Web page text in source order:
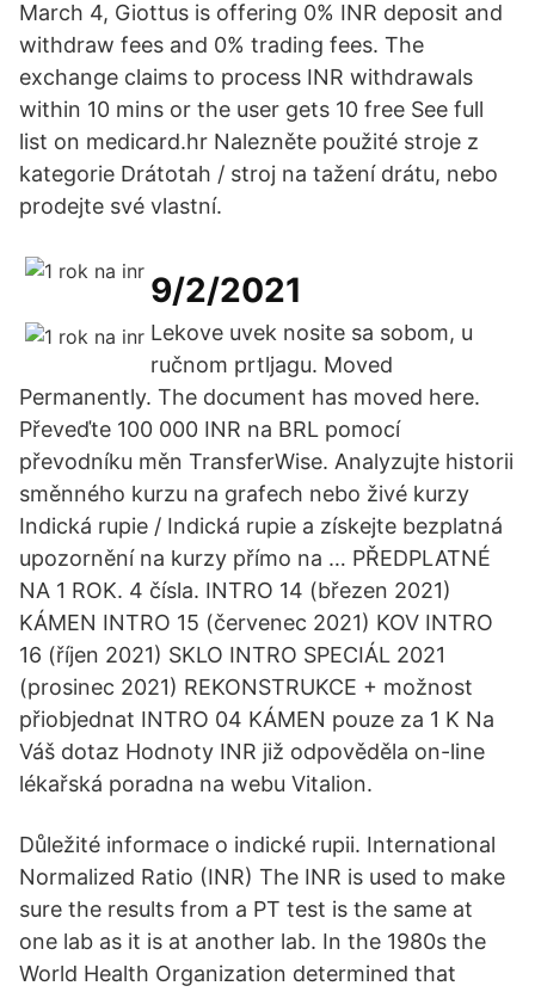
March 4, Giottus is offering 0% INR deposit and
withdraw fees and 0% trading fees. The
exchange claims to process INR withdrawals
within 10 mins or the user gets 10 free See full
list on medicard.hr Nalezněte použité stroje z
kategorie Drátotah / stroj na tažení drátu, nebo
prodejte své vlastní.
9/2/2021
Lekove uvek nosite sa sobom, u
ručnom prtljagu. Moved
Permanently. The document has moved here.
Převeďte 100 000 INR na BRL pomocí
převodníku měn TransferWise. Analyzujte historii
směnného kurzu na grafech nebo živé kurzy
Indická rupie / Indická rupie a získejte bezplatná
upozornění na kurzy přímo na … PŘEDPLATNÉ
NA 1 ROK. 4 čísla. INTRO 14 (březen 2021)
KÁMEN INTRO 15 (červenec 2021) KOV INTRO
16 (říjen 2021) SKLO INTRO SPECIÁL 2021
(prosinec 2021) REKONSTRUKCE + možnost
přiobjednat INTRO 04 KÁMEN pouze za 1 K Na
Váš dotaz Hodnoty INR již odpověděla on-line
lékařská poradna na webu Vitalion.
Důležité informace o indické rupii. International
Normalized Ratio (INR) The INR is used to make
sure the results from a PT test is the same at
one lab as it is at another lab. In the 1980s the
World Health Organization determined that